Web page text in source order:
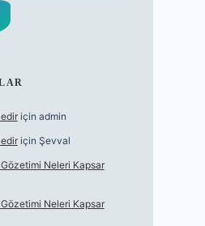
için admin
için Şevval
Gözetimi Neleri Kapsar
Gözetimi Neleri Kapsar